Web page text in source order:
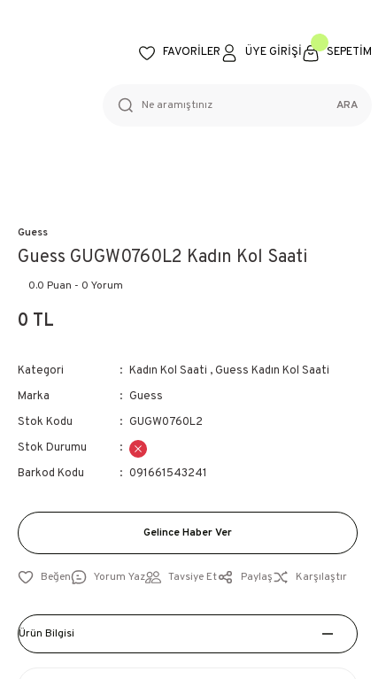
FAVORİLER ÜYE GİRİŞİ SEPETİM
ARA
Guess
Guess GUGW0760L2 Kadın Kol Saati
0.0 Puan - 0 Yorum
0 TL
Kategori Kadın Kol Saati ,Guess Kadın Kol Saati
Marka
Guess
Stok Kodu
GUGW0760L2
Stok Durumu
Barkod Kodu
091661543241
Gelince Haber Ver
Yorum Yaz Tavsiye Et Paylaş Karşılaştır
Ürün Bilgisi